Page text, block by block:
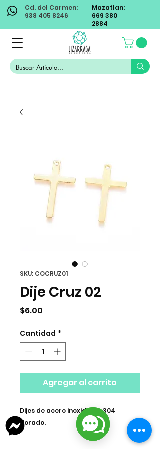
Cd. del Carmen:
938 405 8246
Mazatlan:
669 380
2884
SKU: COCRUZ01
Dije Cruz 02
$6.00
Cantidad *
Agregar al carrito
Dijes de acero inoxidable 304
dorado.